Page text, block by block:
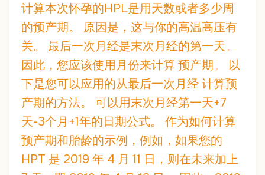
计算本次怀孕的HPL是用天数或者多少周
的预产期。 原因是，这与你的高温高压有
关。 最后一次月经是末次月经的第一天。
因此，您应该使用月份来计算 预产期。 以
下是您可以应用的从最后一次月经 计算预
产期的方法。 可以用末次月经第一天+7
天-3个月+1年的日期公式。 作为如何计算
预产期和胎龄的示例，例如，如果您的
HPT 是 2019 年 4 月 11 日，则在未来加上